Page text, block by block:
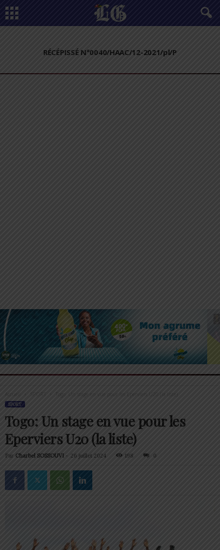
RÉCÉPISSÉ N°0040/HAAC/12-2021/pl/P
Accueil Togo: Un stage en vue pour les Eperviers U20 (la liste)
SPORT
Togo: Un stage en vue pour les
Eperviers U20 (la liste)
Par Charbel SOSSOUVI - 26 juillet 2024 198 0